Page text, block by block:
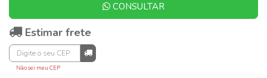
CONSULTAR
Estimar frete
Não sei meu CEP